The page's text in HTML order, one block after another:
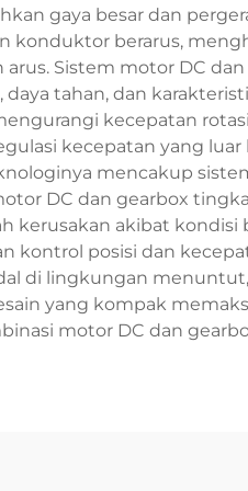
gaya besar dan
konduktor berarus,
arus. Sistem motor DC
tahan, dan
kecepatan
kecepatan yang
mencakup
DC dan gearbox
kerusakan akibat
kontrol posisi dan
di lingkungan
yang kompak
motor DC dan